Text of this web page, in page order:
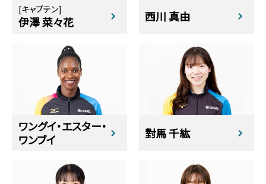
[キャプテン]
伊澤 菜々花 西川 真由
ワングイ・エスター・
ワンブイ
對馬 千紘